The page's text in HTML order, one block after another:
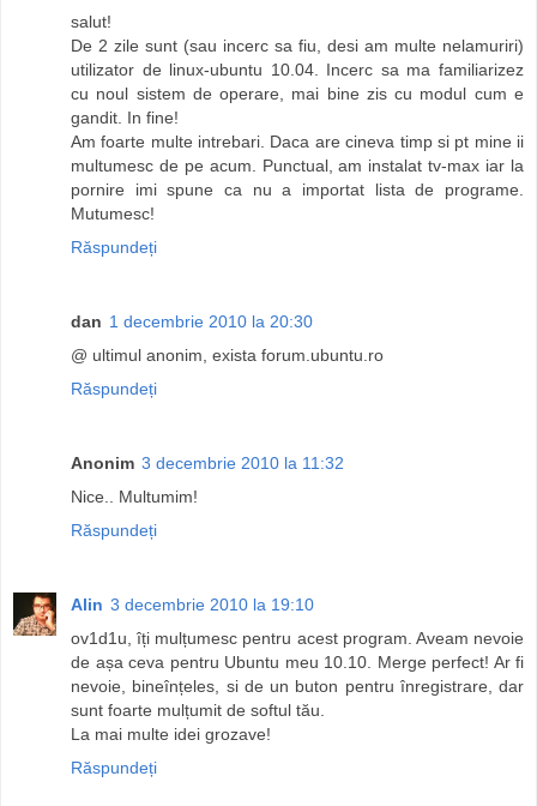
salut!
De 2 zile sunt (sau incerc sa fiu, desi am multe nelamuriri)
utilizator de linux-ubuntu 10.04. Incerc sa ma familiarizez
cu noul sistem de operare, mai bine zis cu modul cum e
gandit. In fine!
Am foarte multe intrebari. Daca are cineva timp si pt mine ii
multumesc de pe acum. Punctual, am instalat tv-max iar la
pornire imi spune ca nu a importat lista de programe.
Mutumesc!
Răspundeți
dan 1 decembrie 2010 la 20:30
@ ultimul anonim, exista forum.ubuntu.ro
Răspundeți
Anonim 3 decembrie 2010 la 11:32
Nice.. Multumim!
Răspundeți
Alin 3 decembrie 2010 la 19:10
ov1d1u, îți mulțumesc pentru acest program. Aveam nevoie
de așa ceva pentru Ubuntu meu 10.10. Merge perfect! Ar fi
nevoie, bineînțeles, si de un buton pentru înregistrare, dar
sunt foarte mulțumit de softul tău.
La mai multe idei grozave!
Răspundeți